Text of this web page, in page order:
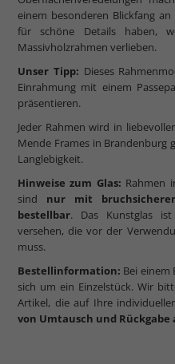
einem besonderen Blickfang
für schöne Details haben,
Massivholzrahmen verlieben.
Unser Tipp: Dieses
Einrahmung mit einem
präsentieren.
Jeder Rahmen wird in
Mende Frames in
Langlebigkeit.
Hinweise zum Glas: Rahmen
sind nur mit
bestellbar. Das Kunstglas
versehen, die vor der
muss.
Bestellinformation: Bei einem
sich um ein Einzelstück. Wir
Artikel, die auf Ihre
von Umtausch und Rückgabe